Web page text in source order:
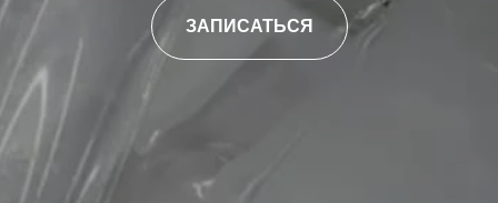
ЗАПИСАТЬСЯ